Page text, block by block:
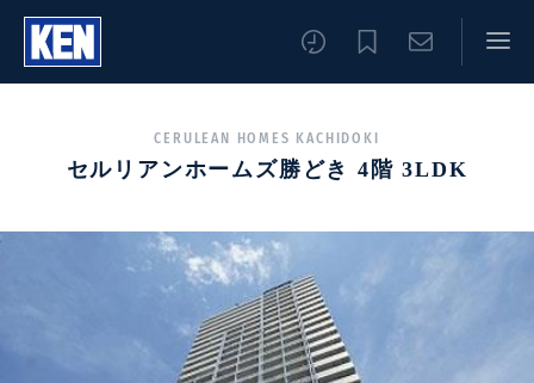
CERULEAN HOMES KACHIDOKI
セルリアンホームズ勝どき 4階 3LDK